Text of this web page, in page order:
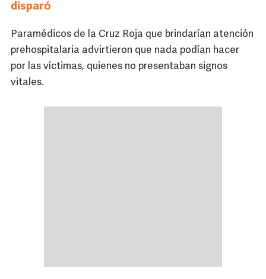
disparó
Paramédicos de la Cruz Roja que brindarían atención
prehospitalaria advirtieron que nada podían hacer
por las víctimas, quienes no presentaban signos
vitales.